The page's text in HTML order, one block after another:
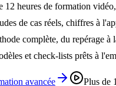
12 heures de formation
de cas réels, chiffres à
complète, du repérage à
et check-lists prêts à
avancée
Plus de